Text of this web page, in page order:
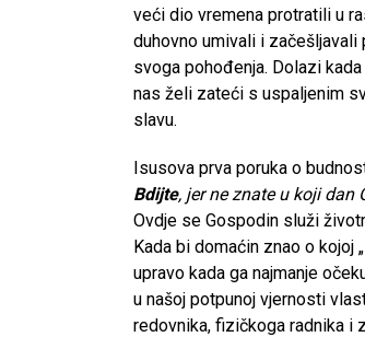
veći dio vremena protratili u
duhovno umivali i
svoga pohođenja. Dolazi
nas želi zateći s uspaljenim
slavu.
Isusova prva poruka o
Bdijte, jer ne znate u koji dan
Ovdje se Gospodin služi
Kada bi domaćin znao o kojoj
upravo kada ga najmanje
u našoj potpunoj vjernosti
redovnika, fizičkoga radnika i